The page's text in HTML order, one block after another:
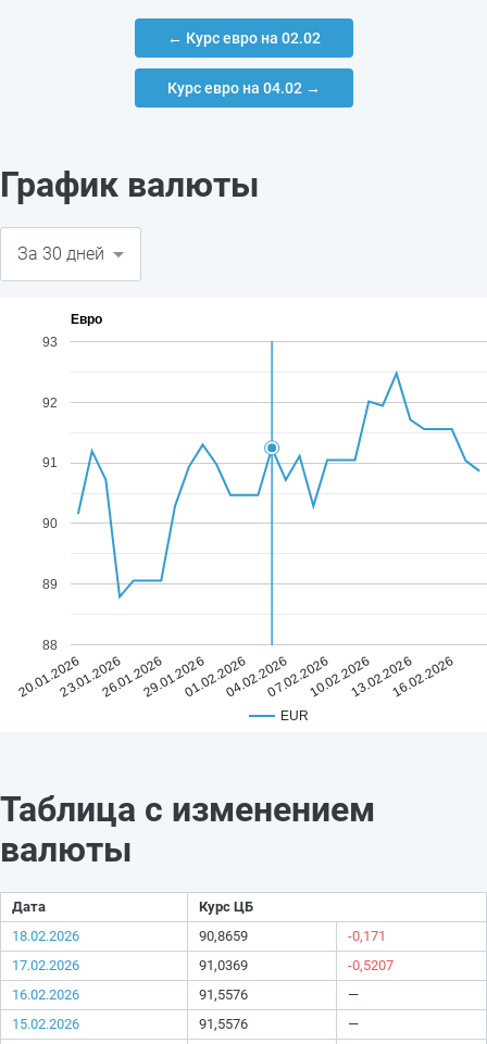
← Курс евро на 02.02
Курс евро на 04.02 →
График валюты
Евро
EUR
20.01.202623.01.202626.01.202629.01.202601.02.202604.02.202607.02.202610.02.202613.02.202616.02.2026
88
89
90
91
92
93
Таблица с изменением
валюты
Дата
Курс ЦБ
18.02.2026
90,8659
-0,171
17.02.2026
91,0369
-0,5207
16.02.2026
91,5576
—
15.02.2026
91,5576
—